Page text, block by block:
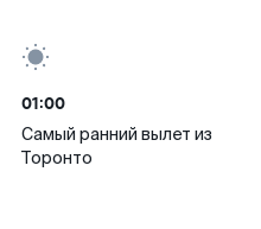
01:00
Самый ранний вылет из
Торонто